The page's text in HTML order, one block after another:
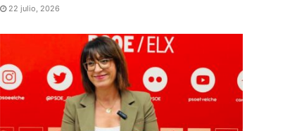
22 julio, 2026